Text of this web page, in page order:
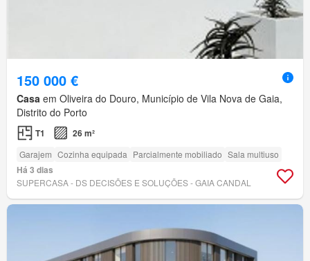
150 000 €
Casa em Oliveira do Douro, Município de Vila Nova de Gaia,
Distrito do Porto
T1 26 m²
Garajem Cozinha equipada Parcialmente mobiliado Sala multiuso
Há 3 dias
SUPERCASA - DS DECISÕES E SOLUÇÕES - GAIA CANDAL